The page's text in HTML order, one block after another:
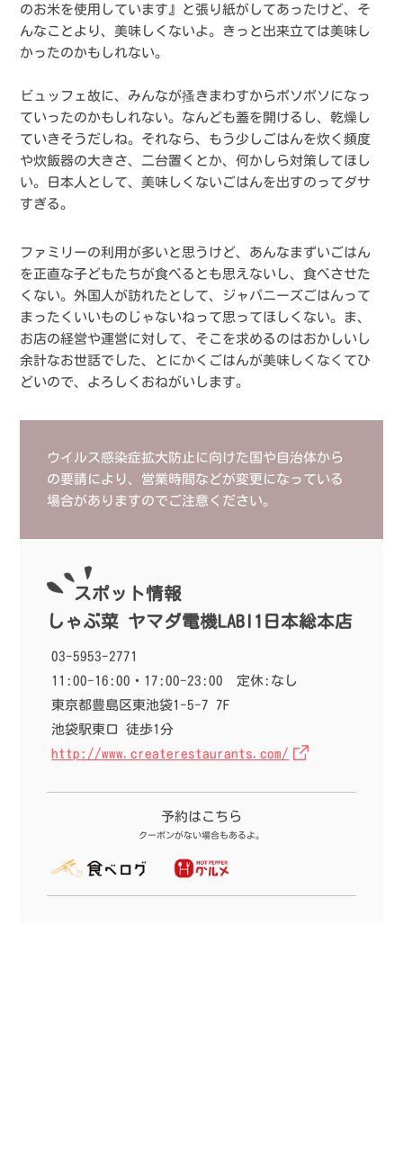
のお米を使用しています』と張り紙がしてあったけど、そ
んなことより、美味しくないよ。きっと出来立ては美味し
かったのかもしれない。
ビュッフェ故に、みんなが搔きまわすからボソボソになっ
ていったのかもしれない。なんども蓋を開けるし、乾燥し
ていきそうだしね。それなら、もう少しごはんを炊く頻度
や炊飯器の大きさ、二台置くとか、何かしら対策してほし
い。日本人として、美味しくないごはんを出すのってダサ
すぎる。
ファミリーの利用が多いと思うけど、あんなまずいごはん
を正直な子どもたちが食べるとも思えないし、食べさせた
くない。外国人が訪れたとして、ジャパニーズごはんって
まったくいいものじゃないねって思ってほしくない。ま、
お店の経営や運営に対して、そこを求めるのはおかしいし
余計なお世話でした、とにかくごはんが美味しくなくてひ
どいので、よろしくおねがいします。
ウイルス感染症拡大防止に向けた国や自治体から
の要請により、営業時間などが変更になっている
場合がありますのでご注意ください。
スポット情報
しゃぶ菜 ヤマダ電機LABI1日本総本店
03-5953-2771
11:00-16:00・17:00-23:00
定休:なし
東京都豊島区東池袋1-5-7 7F
池袋駅東口 徒歩1分
http://www.createrestaurants.com/
予約はこちら
クーポンがない場合もあるよ。